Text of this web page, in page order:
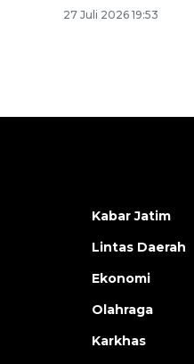
27 Juli 2026 19:53
Kabar Jatim
Lintas Daerah
Ekonomi
Olahraga
Karkhas